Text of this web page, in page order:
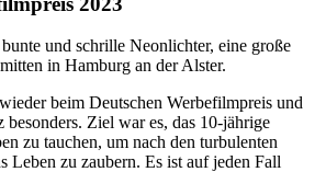
und schrille Neonlichter, eine große
in Hamburg an der Alster.
beim Deutschen Werbefilmpreis und
besonders. Ziel war es, das 10-jährige
zu tauchen, um nach den turbulenten
Leben zu zaubern. Es ist auf jeden Fall